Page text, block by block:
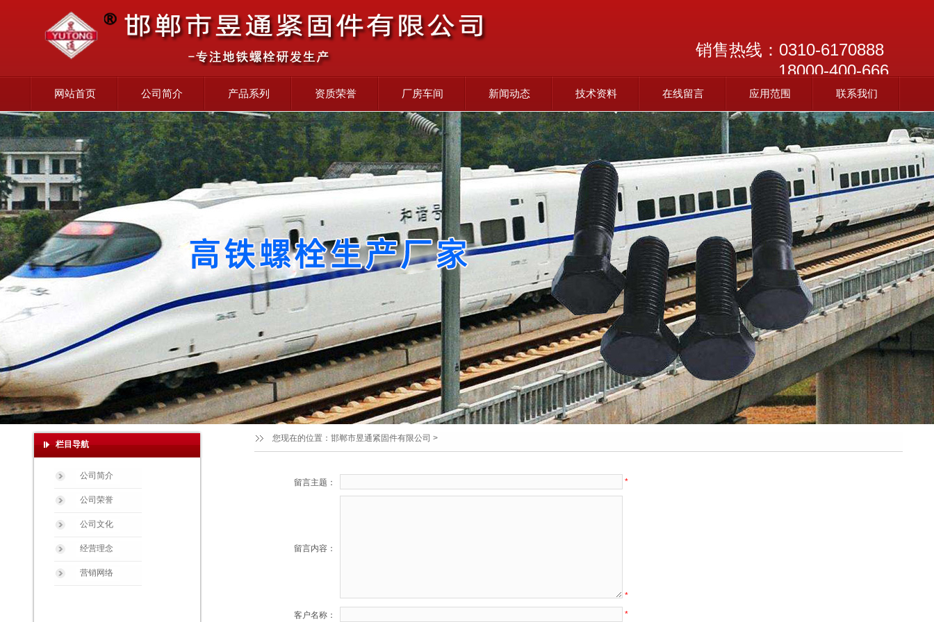
网站首页 公司简介 产品系列 资质荣誉 厂房车间 新闻动态 技术资料 在线留言 应用范围 联系我们
销售热线： 0310-6170888
18000-400-666
栏目导航
公司简介
公司荣誉
公司文化
经营理念
营销网络
留言主题： *
留言内容：
*
客户名称：
*
您现在的位置： 邯郸市昱通紧固件有限公司 >